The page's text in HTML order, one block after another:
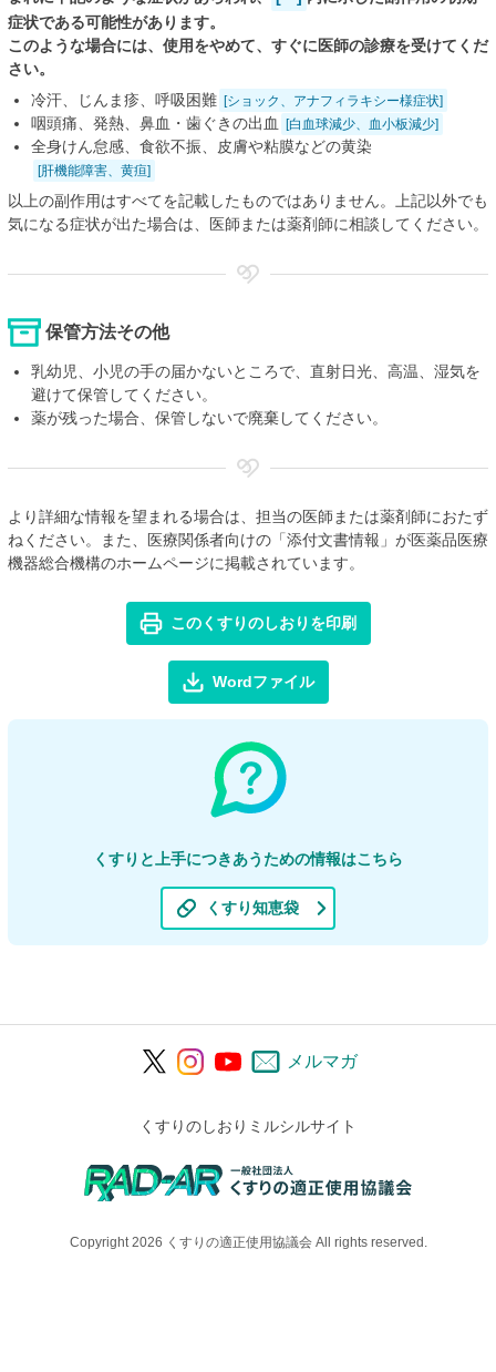
症状である可能性があります。
このような場合には、使用をやめて、すぐに医師の診療を受けてくだ
さい。
冷汗、じんま疹、呼吸困難 [ショック、アナフィラキシー様症状]
咽頭痛、発熱、鼻血・歯ぐきの出血 [白血球減少、血小板減少]
全身けん怠感、食欲不振、皮膚や粘膜などの黄染
[肝機能障害、黄疸]
以上の副作用はすべてを記載したものではありません。上記以外でも
気になる症状が出た場合は、医師または薬剤師に相談してください。
保管方法その他
乳幼児、小児の手の届かないところで、直射日光、高温、湿気を
避けて保管してください。
薬が残った場合、保管しないで廃棄してください。
より詳細な情報を望まれる場合は、担当の医師または薬剤師におたず
ねください。また、医療関係者向けの「添付文書情報」が医薬品医療
機器総合機構のホームページに掲載されています。
このくすりのしおりを印刷
Wordファイル
くすりと上手につきあうための情報はこちら
くすり知恵袋
メルマガ
くすりのしおりミルシルサイト
Copyright 2026 くすりの適正使用協議会 All rights reserved.